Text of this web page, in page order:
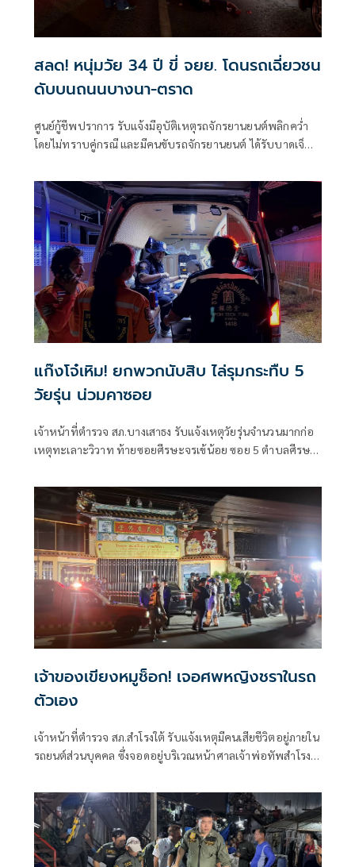
สลด! หนุ่มวัย 34 ปี ขี่ จยย. โดนรถเฉี่ยวชน
ดับบนถนนบางนา-ตราด
ศูนย์กู้ชีพปราการ รับแจ้งมีอุบัติเหตุรถจักรยานยนต์พลิกคว่ำ
โดยไม่ทราบคู่กรณี และมีคนขับรถจักรยานยนต์ ได้รับบาดเจ็บ
แก๊งโจ๋เหิม! ยกพวกนับสิบ ไล่รุมกระทืบ 5
วัยรุ่น น่วมคาซอย
เจ้าหน้าที่ตำรวจ สภ.บางเสาธง รับแจ้งเหตุวัยรุ่นจำนวนมากก่อ
เหตุทะเลาะวิวาท ท้ายซอยศีรษะจรเข้น้อย ซอย 5 ตำบลศีรษะ
เจ้าของเขียงหมูช็อก! เจอศพหญิงชราในรถ
ตัวเอง
เจ้าหน้าที่ตำรวจ สภ.สำโรงใต้ รับแจ้งเหตุมีคนเสียชีวิตอยู่ภายใน
รถยนต์ส่วนบุคคล ซึ่งจอดอยู่บริเวณหน้าศาลเจ้าพ่อทัพสำโรง
จ.สมุทรปราการ หลังรับแจ้งจึงประสานเจ้าหน้าที่กู้ภัยป่อเต็กตึ๊ง
รุดไปตรวจสอบพร้อมด้วยพนักงานสอบสวน